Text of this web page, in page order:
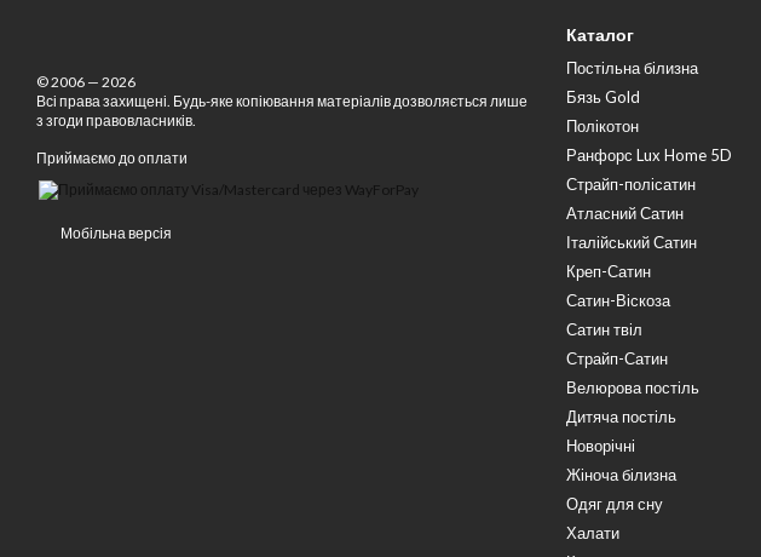
© 2006 — 2026
Всі права захищені. Будь-яке копіювання матеріалів дозволяється лише
з згоди правовласників.
Приймаємо до оплати
Мобільна версія
Каталог
Постільна білизна
Бязь Gold
Полікотон
Ранфорс Lux Home 5D
Страйп-полісатин
Атласний Сатин
Італійський Сатин
Креп-Сатин
Сатин-Віскоза
Сатин твіл
Страйп-Сатин
Велюрова постіль
Дитяча постіль
Новорічні
Жіноча білизна
Одяг для сну
Халати